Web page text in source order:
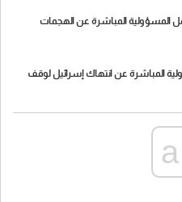
المسؤولية المباشرة عن الهجمات
المباشرة عن انتهاك إسرائيل لوقف